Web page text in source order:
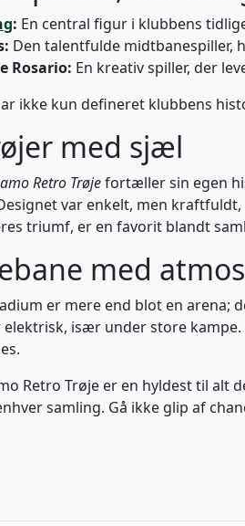
: En central figur i klubbens
Den talentfulde midtbanespiller,
Rosario: En kreativ spiller, der
ikke kun defineret klubbens
med sjæl
Retro Trøjefortæller sin egen
var enkelt, men
triumf, er en favorit blandt
med
er mere end blot en
især under store
Retro Trøje er en hyldest til alt
samling. Gå ikke glip af